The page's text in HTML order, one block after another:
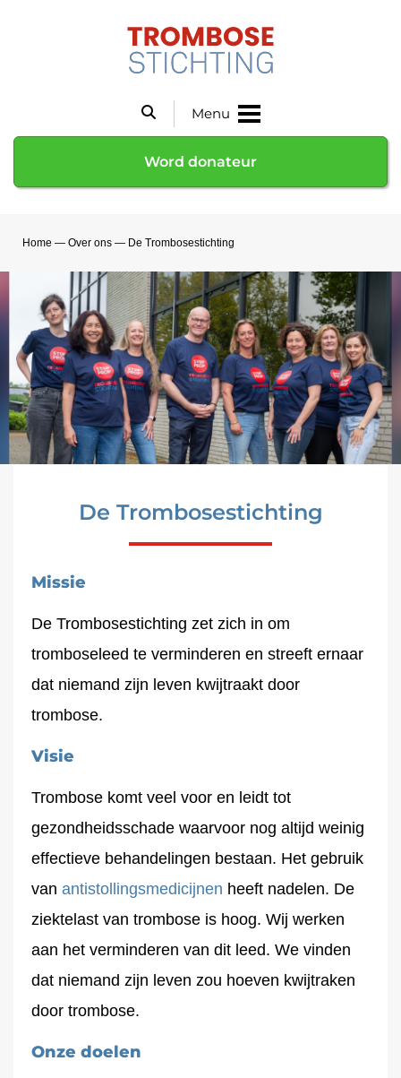
Word donateur
Menu
Home — Over ons — De Trombosestichting
De Trombosestichting
Missie
De Trombosestichting zet zich in om
tromboseleed te verminderen en streeft ernaar
dat niemand zijn leven kwijtraakt door
trombose.
Visie
Trombose komt veel voor en leidt tot
gezondheidsschade waarvoor nog altijd weinig
effectieve behandelingen bestaan. Het gebruik
van antistollingsmedicijnen heeft nadelen. De
ziektelast van trombose is hoog. Wij werken
aan het verminderen van dit leed. We vinden
dat niemand zijn leven zou hoeven kwijtraken
door trombose.
Onze doelen